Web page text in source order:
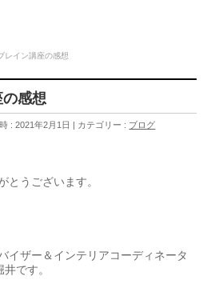
レイン講座の感想
感想
: 2021年2月1日 カテゴリー : ブログ
とうございます。
イザー＆インテリアコーディネータ
です。